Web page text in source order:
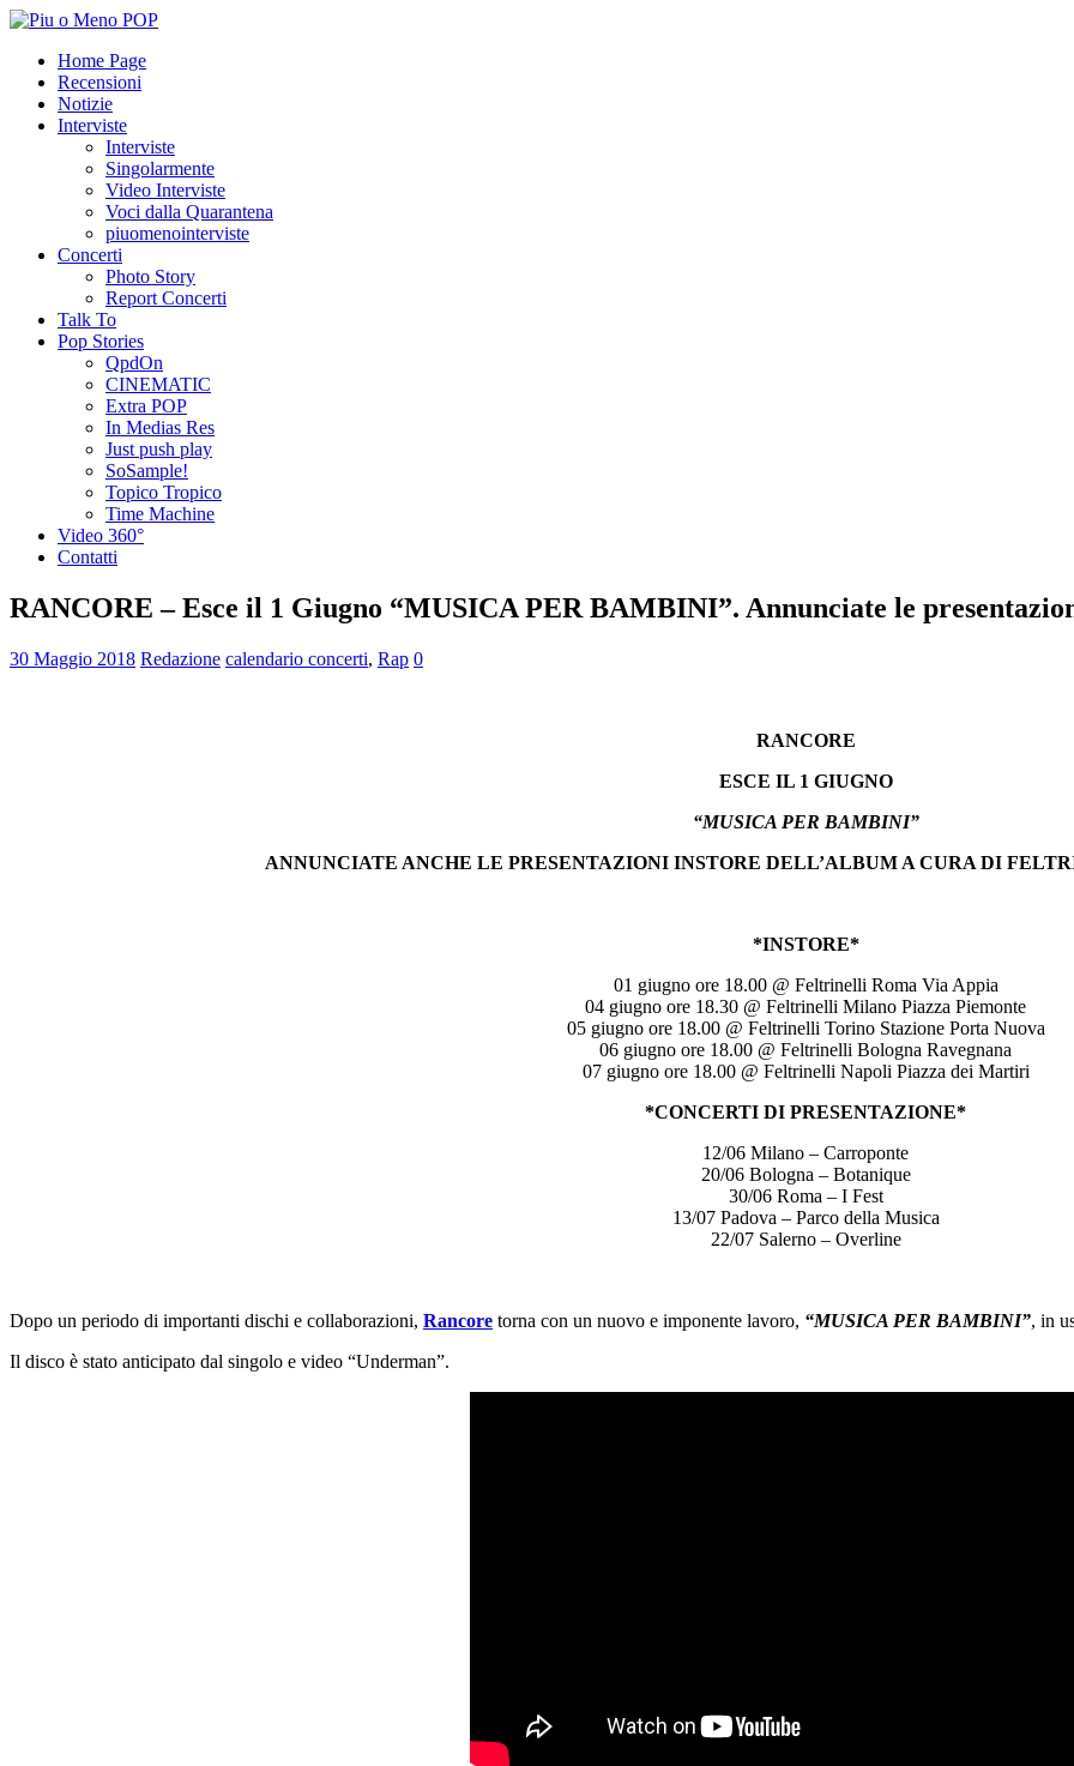
Home Page
Recensioni
Notizie
Interviste
Interviste
Singolarmente
Video Interviste
Voci dalla Quarantena
piuomenointerviste
Concerti
Photo Story
Report Concerti
Talk To
Pop Stories
QpdOn
CINEMATIC
Extra POP
In Medias Res
Just push play
SoSample!
Topico Tropico
Time Machine
Video 360°
Contatti
RANCORE – Esce il 1 Giugno “MUSICA PER BAMBINI”. Annunciate le
30 Maggio 2018 Redazione calendario concerti, Rap 0
RANCORE
ESCE IL 1 GIUGNO
“MUSICA PER BAMBINI”
ANNUNCIATE ANCHE LE PRESENTAZIONI INSTORE DELL’ALBUM A CURA DI
*INSTORE*
01 giugno ore 18.00 @ Feltrinelli Roma Via Appia
04 giugno ore 18.30 @ Feltrinelli Milano Piazza Piemonte
05 giugno ore 18.00 @ Feltrinelli Torino Stazione Porta Nuova
06 giugno ore 18.00 @ Feltrinelli Bologna Ravegnana
07 giugno ore 18.00 @ Feltrinelli Napoli Piazza dei Martiri
*CONCERTI DI PRESENTAZIONE*
12/06 Milano – Carroponte
20/06 Bologna – Botanique
30/06 Roma – I Fest
13/07 Padova – Parco della Musica
22/07 Salerno – Overline
Dopo un periodo di importanti dischi e collaborazioni, Rancore torna con un nuovo e imponente lavoro, “MUSICA PER BAMBINI”, in
Il disco è stato anticipato dal singolo e video “Underman”.